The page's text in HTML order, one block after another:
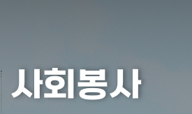
사회봉사